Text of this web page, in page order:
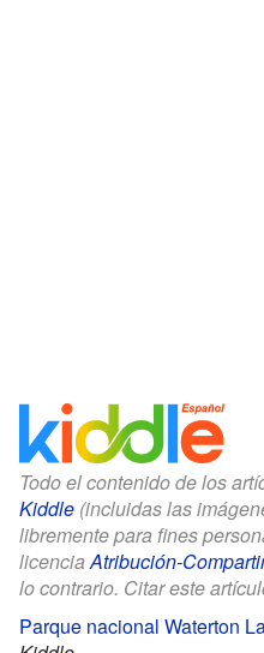
Todo el contenido de los
Kiddle (incluidas las
libremente para fines
licenciaAtribución-
lo contrario. Citar este
Parque nacional Waterton